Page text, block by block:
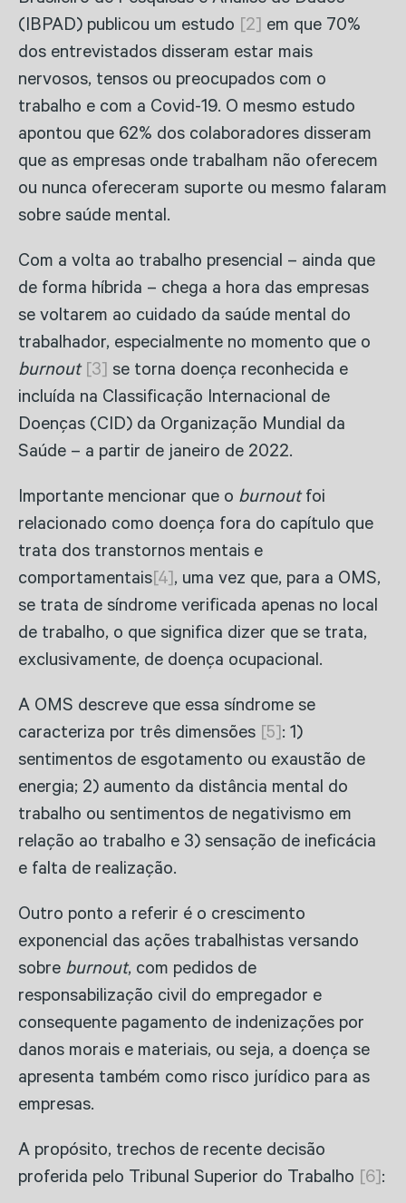
(IBPAD) publicou um estudo [2] em que 70%
dos entrevistados disseram estar mais
nervosos, tensos ou preocupados com o
trabalho e com a Covid-19. O mesmo estudo
apontou que 62% dos colaboradores disseram
que as empresas onde trabalham não oferecem
ou nunca ofereceram suporte ou mesmo falaram
sobre saúde mental.
Com a volta ao trabalho presencial – ainda que
de forma híbrida – chega a hora das empresas
se voltarem ao cuidado da saúde mental do
trabalhador, especialmente no momento que o
burnout [3] se torna doença reconhecida e
incluída na Classificação Internacional de
Doenças (CID) da Organização Mundial da
Saúde – a partir de janeiro de 2022.
Importante mencionar que o burnoutfoi
relacionado como doença fora do capítulo que
trata dos transtornos mentais e
comportamentais[4], uma vez que, para a OMS,
se trata de síndrome verificada apenas no local
de trabalho, o que significa dizer que se trata,
exclusivamente, de doença ocupacional.
A OMS descreve que essa síndrome se
caracteriza por três dimensões [5]: 1)
sentimentos de esgotamento ou exaustão de
energia; 2) aumento da distância mental do
trabalho ou sentimentos de negativismo em
relação ao trabalho e 3) sensação de ineficácia
e falta de realização.
Outro ponto a referir é o crescimento
exponencial das ações trabalhistas versando
sobre burnout, com pedidos de
responsabilização civil do empregador e
consequente pagamento de indenizações por
danos morais e materiais, ou seja, a doença se
apresenta também como risco jurídico para as
empresas.
A propósito, trechos de recente decisão
proferida pelo Tribunal Superior do Trabalho [6]: